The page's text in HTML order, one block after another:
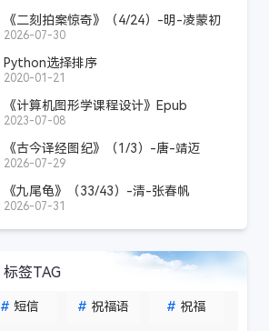
《二刻拍案惊奇》（4/24）-明-凌蒙初
2026-07-30
Python选择排序
2020-01-21
《计算机图形学课程设计》Epub
2023-07-08
《古今译经图纪》（1/3）-唐-靖迈
2026-07-29
《九尾龟》（33/43）-清-张春帆
2026-07-31
标签TAG
# 短信 # 祝福语 # 祝福